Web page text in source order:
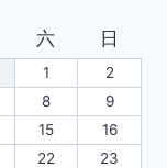
六 日
1
2
8
9
15
16
22
23